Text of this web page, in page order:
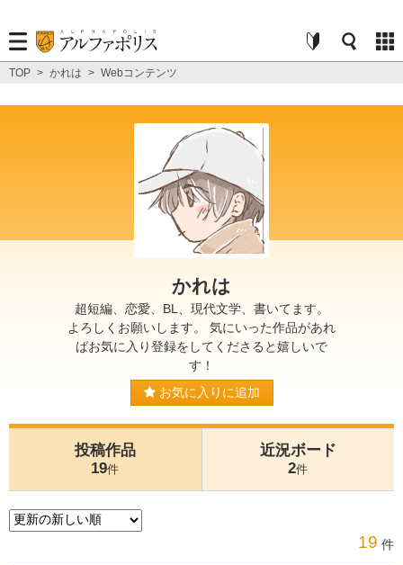
TOP > かれは > Webコンテンツ
かれは
超短編、恋愛、BL、現代文学、書いてます。
よろしくお願いします。 気にいった作品があれ
ばお気に入り登録をしてくださると嬉しいで
す！
お気に入りに追加
投稿作品
19件
近況ボード
2件
19 件